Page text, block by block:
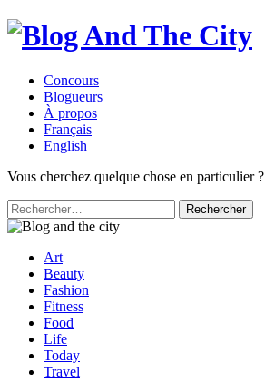
Concours
Blogueurs
À propos
Français
English
Vous cherchez quelque chose en particulier ?
Rechercher :
Art
Beauty
Fashion
Fitness
Food
Life
Today
Travel